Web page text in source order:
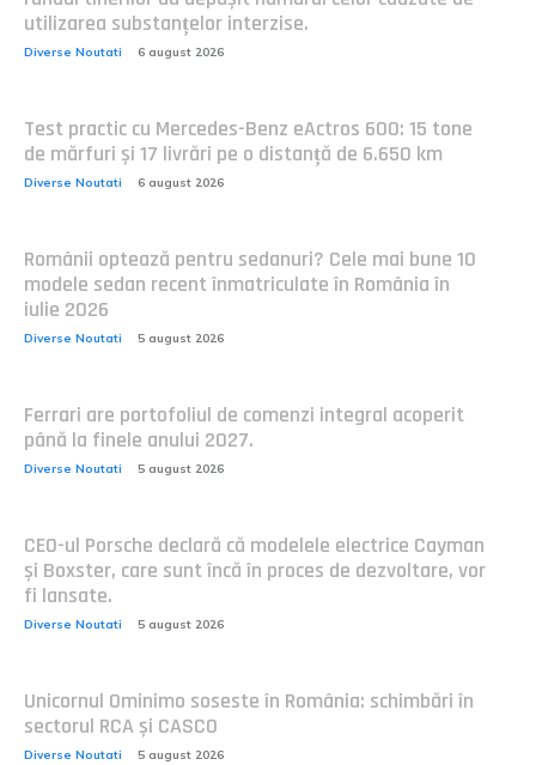
utilizarea substanțelor interzise.
Diverse Noutati 6 august 2026
Test practic cu Mercedes-Benz eActros 600: 15 tone
de mărfuri și 17 livrări pe o distanță de 6.650 km
Diverse Noutati 6 august 2026
Românii optează pentru sedanuri? Cele mai bune 10
modele sedan recent înmatriculate în România în
iulie 2026
Diverse Noutati 5 august 2026
Ferrari are portofoliul de comenzi integral acoperit
până la finele anului 2027.
Diverse Noutati 5 august 2026
CEO-ul Porsche declară că modelele electrice Cayman
și Boxster, care sunt încă în proces de dezvoltare, vor
fi lansate.
Diverse Noutati 5 august 2026
Unicornul Ominimo soseste în România: schimbări în
sectorul RCA și CASCO
Diverse Noutati 5 august 2026